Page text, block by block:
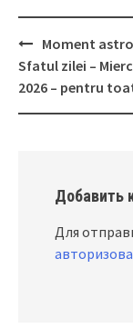
Post
navigation
Moment
Sfatul zilei –
2026 – pentru
Добавить
Для